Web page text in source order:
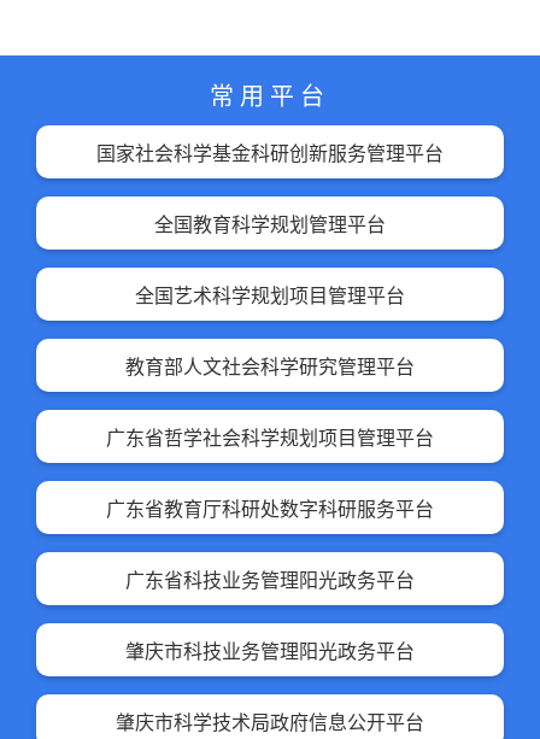
常用平台
国家社会科学基金科研创新服务管理平台
全国教育科学规划管理平台
全国艺术科学规划项目管理平台
教育部人文社会科学研究管理平台
广东省哲学社会科学规划项目管理平台
广东省教育厅科研处数字科研服务平台
广东省科技业务管理阳光政务平台
肇庆市科技业务管理阳光政务平台
肇庆市科学技术局政府信息公开平台